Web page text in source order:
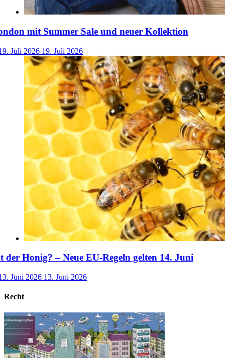
mit Summer Sale und neuer Kollektion
Juli 2026 19. Juli 2026
der Honig? – Neue EU-Regeln gelten 14. Juni
Juni 2026 13. Juni 2026
Recht